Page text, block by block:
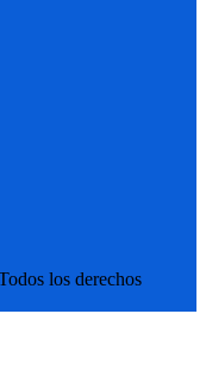
los derechos